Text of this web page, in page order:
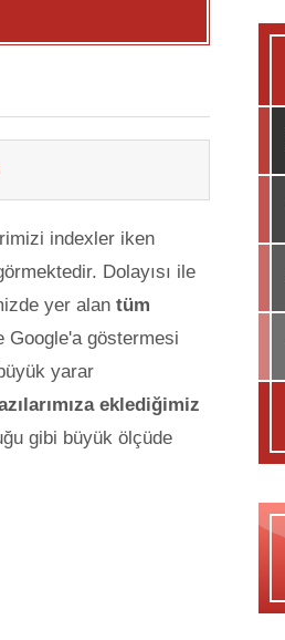
indexler iken
Dolayısı ile
yer alan tüm
Google'a göstermesi
yarar
eklediğimiz
gibi büyük ölçüde